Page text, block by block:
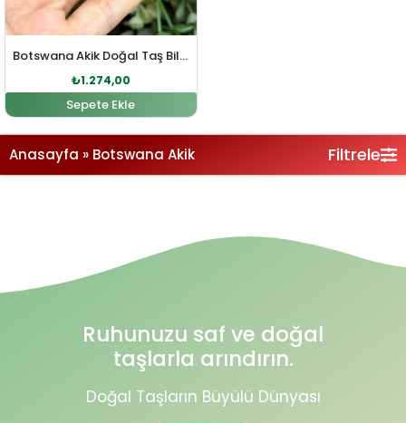
Botswana Akik Doğal Taş Bileklik
₺1.274,00
Sepete Ekle
Anasayfa » Botswana Akik Filtrele
Ruhunuzu saf ve doğal
taşlarla arındırın.
Doğal Taşların Büyülü Dünyası